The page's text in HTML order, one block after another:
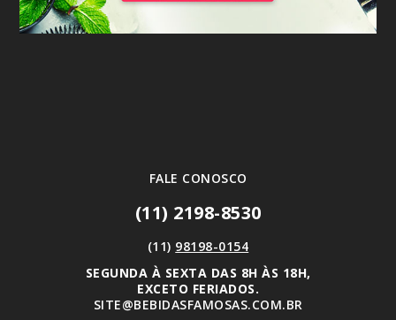
FALE CONOSCO
(11) 2198-8530
(11) 98198-0154
SEGUNDA À SEXTA DAS 8H ÀS 18H,
EXCETO FERIADOS.
SITE@BEBIDASFAMOSAS.COM.BR